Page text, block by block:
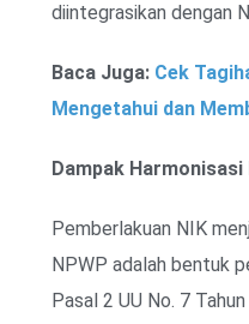
diintegrasikan dengan
Baca Juga: Cek
Mengetahui dan
Dampak
Pemberlakuan NIK
NPWP adalah bentuk
Pasal 2 UU No. 7